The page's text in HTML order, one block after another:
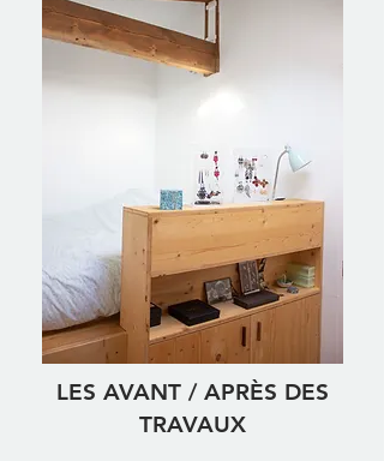
LES AVANT / APRÈS DES
TRAVAUX